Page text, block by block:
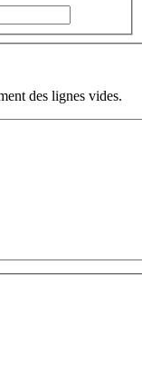
des lignes vides.